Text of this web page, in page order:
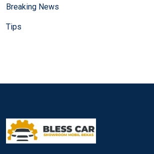
Breaking News
Tips